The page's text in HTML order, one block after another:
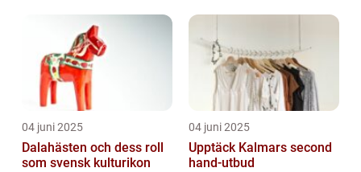
04 juni 2025
Dalahästen och dess roll
som svensk kulturikon
04 juni 2025
Upptäck Kalmars second
hand-utbud